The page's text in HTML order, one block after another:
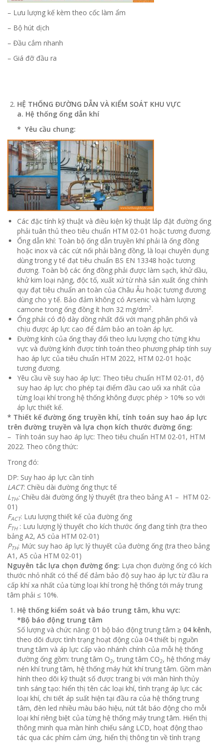
– Lưu lượng kế kèm theo cốc làm ẩm
– Bộ hút dịch
– Đầu cắm nhanh
– Giá đỡ đầu ra
HỆ THỐNG ĐƯỜNG DẪN VÀ KIỂM SOÁT KHU VỰC
a. Hệ thống ống dẫn khí
* Yêu cầu chung:
Các đặc tính kỹ thuật và điều kiện kỹ thuật lắp đặt đường ống
phải tuân thủ theo tiêu chuẩn HTM 02-01 hoặc tương đương.
Ống dẫn khí: Toàn bộ ống dẫn truyền khí phải là ống đồng
hoặc inox và các cút nối phải bằng đồng, là loại chuyên dụng
dùng trong y tế đạt tiêu chuẩn BS EN 13348 hoặc tương
đương. Toàn bộ các ống đồng phải được làm sạch, khử dầu,
khử kim loại nặng, độc tố, xuất xứ từ nhà sản xuất ống chính
quy đạt tiêu chuẩn an toàn của Châu Âu hoặc tương đương
dùng cho y tế. Bảo đảm không có Arsenic và hàm lượng
carnone trong ống đồng ít hơn 32 mg/dm2.
Ống phải có độ dày dồng nhất đối với mạng phân phối và
chịu được áp lực cao để đảm bảo an toàn áp lực.
Đường kính của ống thay đổi theo lưu lượng cho từng khu
vực và đường kính được tính toán theo phương pháp tính suy
hao áp lực của tiêu chuẩn HTM 2022, HTM 02-01 hoặc
tương đương.
Yêu cầu về suy hao áp lực: Theo tiêu chuẩn HTM 02-01, độ
suy hao áp lực cho phép tại điểm đầu cao uối xa nhất của
từng loại khí trong hệ thống không được phép > 10% so với
áp lực thiết kế.
* Thiết kế đường ống truyền khí, tính toán suy hao áp lực
trên đường truyền và lựa chọn kích thước đường ống:
– Tính toán suy hao áp lực: Theo tiêu chuẩn HTM 02-01, HTM
2022. Theo công thức:
Trong đó:
DP: Suy hao áp lực cần tính
LACT: Chiều dài đường ống thực tế
L TH: Chiều dài đường ống lý thuyết (tra theo bảng A1 – HTM 02-
01)
FACT: Lưu lượng thiết kế của đường ống
FTH : Lưu lượng lý thuyết cho kích thước ống đang tính (tra theo
bảng A2, A5 của HTM 02-01)
PTH: Mức suy hao áp lực lý thuyết của đường ống (tra theo bảng
A1, A5 của HTM 02-01)
Nguyên tắc lựa chọn đường ống: Lựa chọn đường ống có kích
thước nhỏ nhất có thể để đảm bảo độ suy hao áp lực từ đầu ra
cấp khí xa nhất của từng loại khí trong hệ thống tới máy trung
tâm phải ≤ 10%.​
Hệ thống kiểm soát và báo trung tâm, khu vực:
*Bộ báo động trung tâm
Số lượng và chức năng: 01 bộ báo động trung tâm ≥ 04 kênh,
theo dõi được tình trạng hoạt động của 04 thiết bị nguồn
trung tâm và áp lực cấp vào nhánh chính của mỗi hệ thống
đường ống gồm: trung tâm O2, trung tâm CO2, hệ thống máy
nén khí trung tâm, hệ thống máy hút khí trung tâm. Gồm màn
hình theo dõi kỹ thuật số được trang bị với màn hình thủy
tinh sáng tạo: hiển thị tên các loại khí, tình trạng áp lực các
loại khí, chi tiết áp suất hiện tại đầu ra của hệ thống trung
tâm, đèn led nhiều màu báo hiệu, nút tắt báo động cho mỗi
loại khí riêng biệt của từng hệ thống máy trung tâm. Hiển thị
thông minh qua màn hình chiếu sáng LCD, hoạt động thao
tác qua các phím cảm ứng, hiển thị thông tin về tình trạng